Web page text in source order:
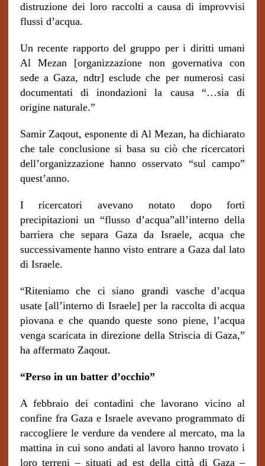
distruzione dei loro raccolti a causa di improvvisi
flussi d’acqua.
Un recente rapporto del gruppo per i diritti umani
Al Mezan [organizzazione non governativa con
sede a Gaza, ndtr] esclude che per numerosi casi
documentati di inondazioni la causa “…sia di
origine naturale.”
Samir Zaqout, esponente di Al Mezan, ha dichiarato
che tale conclusione si basa su ciò che ricercatori
dell’organizzazione hanno osservato “sul campo”
quest’anno.
I ricercatori avevano notato dopo forti
precipitazioni un “flusso d’acqua”all’interno della
barriera che separa Gaza da Israele, acqua che
successivamente hanno visto entrare a Gaza dal lato
di Israele.
“Riteniamo che ci siano grandi vasche d’acqua
usate [all’interno di Israele] per la raccolta di acqua
piovana e che quando queste sono piene, l’acqua
venga scaricata in direzione della Striscia di Gaza,”
ha affermato Zaqout.
“Perso in un batter d’occhio”
A febbraio dei contadini che lavorano vicino al
confine fra Gaza e Israele avevano programmato di
raccogliere le verdure da vendere al mercato, ma la
mattina in cui sono andati al lavoro hanno trovato i
loro terreni – situati ad est della città di Gaza –